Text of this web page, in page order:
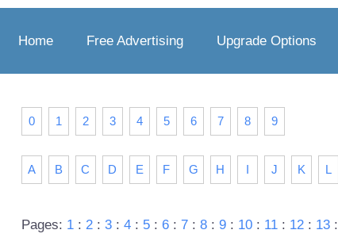
Home Free Advertising Upgrade Options
0 1 2 3 4 5 6 7 8 9
A B C D E F G H I J K L
Pages: 1: 2: 3: 4: 5: 6: 7: 8: 9: 10: 11: 12: 13: